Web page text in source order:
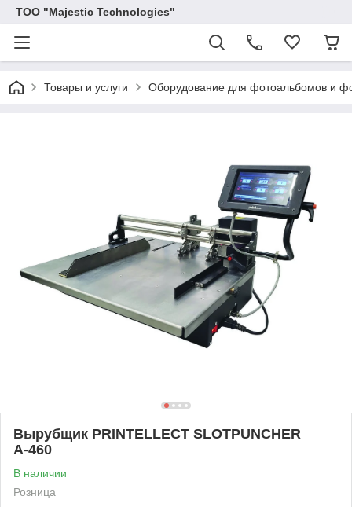
ТОО "Majestic Technologies"
Товары и услуги Оборудование для фотоальбомов и
Вырубщик PRINTELLECT SLOTPUNCHER
А-460
В наличии
Розница